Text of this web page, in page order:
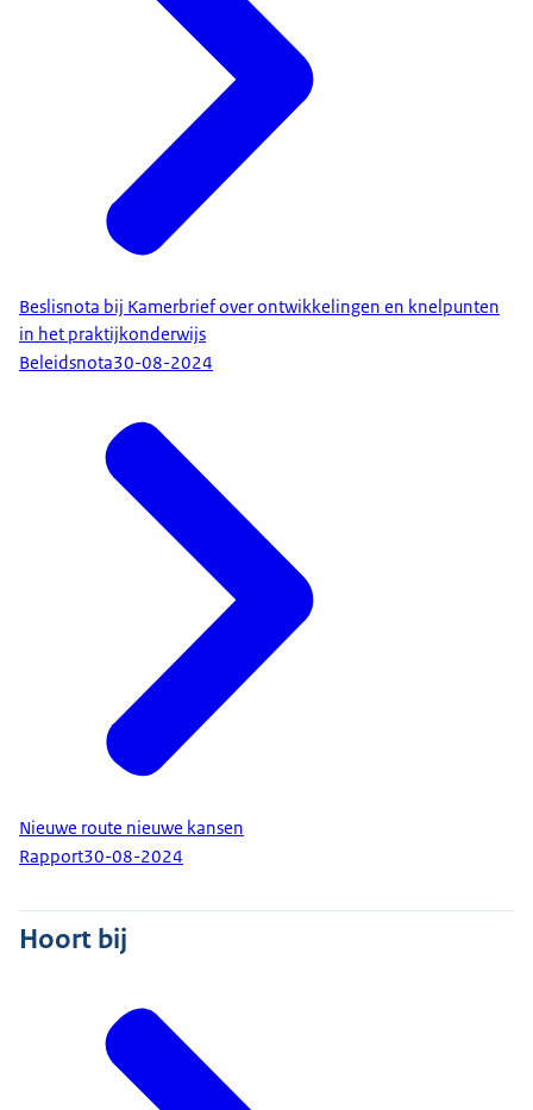
Beslisnota bij Kamerbrief over ontwikkelingen en knelpunten
in het praktijkonderwijs
Beleidsnota30-08-2024
Nieuwe route nieuwe kansen
Rapport30-08-2024
Hoort bij